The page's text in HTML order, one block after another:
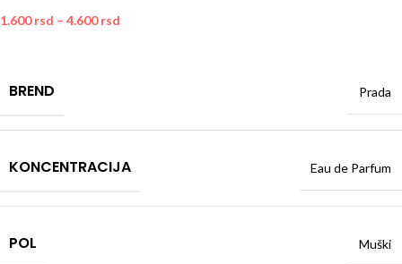
1.600rsd – 4.600rsd
BREND Prada
KONCENTRACIJA Eau de Parfum
POL Muški